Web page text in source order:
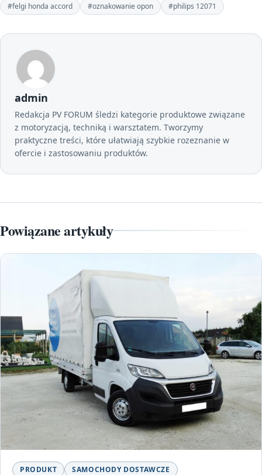
#felgi honda accord
#oznakowanie opon #philips 12071
admin
Redakcja PV FORUM śledzi kategorie produktowe związane
z motoryzacją, techniką i warsztatem. Tworzymy
praktyczne treści, które ułatwiają szybkie rozeznanie w
ofercie i zastosowaniu produktów.
Powiązane artykuły
PRODUKT SAMOCHODY DOSTAWCZE